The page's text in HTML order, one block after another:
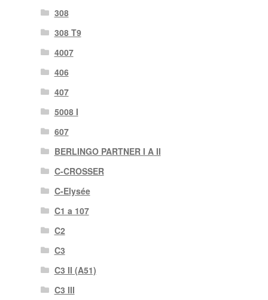
308
308 T9
4007
406
407
5008 I
607
BERLINGO PARTNER I A II
C-CROSSER
C-Elysée
C1 a 107
C2
C3
C3 II (A51)
C3 III